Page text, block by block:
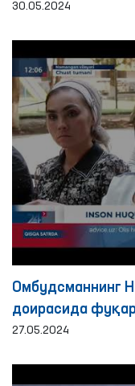
30.05.2024
Омбудсманнинг
доирасида
27.05.2024